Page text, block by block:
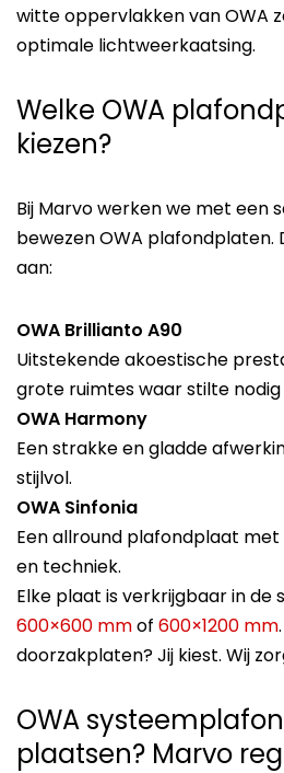
witte oppervlakken van OWA
optimale lichtweerkaatsing.
Welke OWA
kiezen?
Bij Marvo werken we met een
bewezen OWA plafondplaten.
aan:
OWA Brillianto A90
Uitstekende akoestische
grote ruimtes waar stilte nodig
OWA Harmony
Een strakke en gladde
stijlvol.
OWA Sinfonia
Een allround plafondplaat
en techniek.
Elke plaat is verkrijgbaar in
600×600 mmof 600×1200 mm
doorzakplaten? Jij kiest. Wij
OWA
plaatsen? Marvo